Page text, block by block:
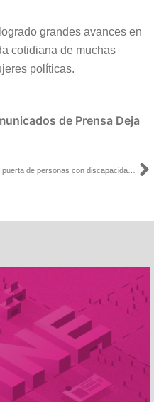
grandes avances en
cotidiana de muchas
políticas.
de Prensa Deja